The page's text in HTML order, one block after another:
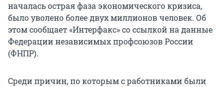
началась острая фаза экономического кризиса,
было уволено более двух миллионов человек. Об
этом сообщает «Интерфакс» со ссылкой на данные
Федерации независимых профсоюзов России
(ФНПР).
Среди причин, по которым с работниками были